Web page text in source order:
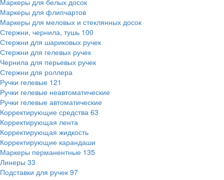
Маркеры для белых досок
Маркеры для флипчартов
Маркеры для меловых и стеклянных досок
Стержни, чернила, тушь 100
Стержни для шариковых ручек
Стержни для гелевых ручек
Чернила для перьевых ручек
Стержни для роллера
Ручки гелевые 121
Ручки гелевые неавтоматические
Ручки гелевые автоматические
Корректирующие средства 63
Корректирующая лента
Корректирующая жидкость
Корректирующие карандаши
Маркеры перманентные 135
Линеры 33
Подставки для ручек 97